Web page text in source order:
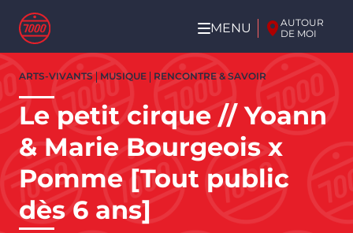
Aller au contenu principal
MENU
AUTOUR
DE MOI
contenu
principal
ARTS-VIVANTS MUSIQUE RENCONTRE & SAVOIR
Le petit cirque // Yoann
& Marie Bourgeois x
Pomme [Tout public
dès 6 ans]